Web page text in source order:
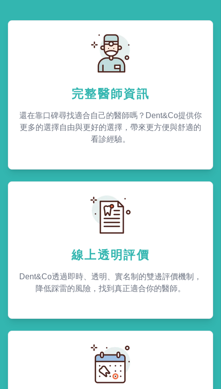
完整醫師資訊
還在靠口碑尋找適合自己的醫師嗎？Dent&Co提供你
更多的選擇自由與更好的選擇，帶來更方便與舒適的
看診經驗。
線上透明評價
Dent&Co透過即時、透明、實名制的雙邊評價機制，
降低踩雷的風險，找到真正適合你的醫師。